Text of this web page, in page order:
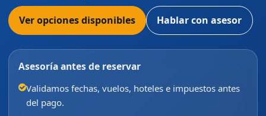
Ver opciones disponibles Hablar con asesor
Asesoría antes de reservar
Validamos fechas, vuelos, hoteles e impuestos antes
del pago.